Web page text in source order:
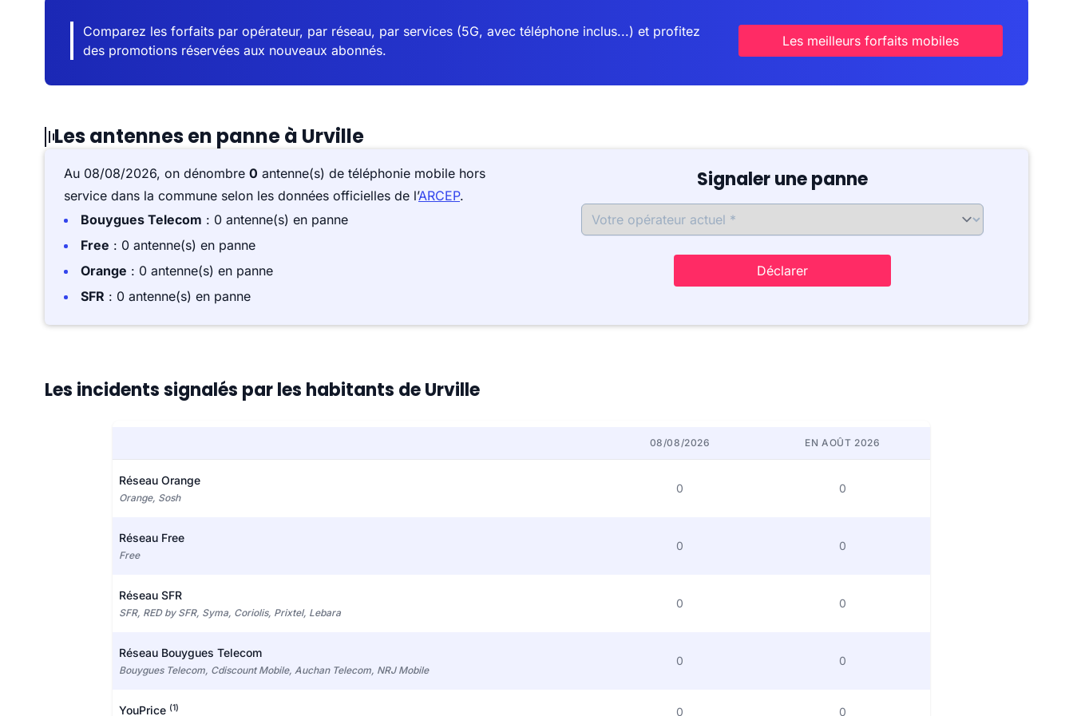
Comparez les forfaits par opérateur, par réseau, par services (5G, avec téléphone inclus...) et profitez
des promotions réservées aux nouveaux abonnés.
Les meilleurs forfaits mobiles
Les antennes en panne à Urville
Au 08/08/2026, on dénombre 0 antenne(s) de téléphonie mobile hors
service dans la commune selon les données officielles de l’ARCEP.
Bouygues Telecom : 0 antenne(s) en panne
Free : 0 antenne(s) en panne
Orange : 0 antenne(s) en panne
SFR : 0 antenne(s) en panne
Signaler une panne
Déclarer
Les incidents signalés par les habitants de Urville
08/08/2026 EN AOÛT 2026
Réseau Orange
Orange, Sosh
0 0
Réseau Free
Free
0 0
Réseau SFR
SFR, RED by SFR, Syma, Coriolis, Prixtel, Lebara
0 0
Réseau Bouygues Telecom
Bouygues Telecom, Cdiscount Mobile, Auchan Telecom, NRJ Mobile
0 0
YouPrice (1) 0 0